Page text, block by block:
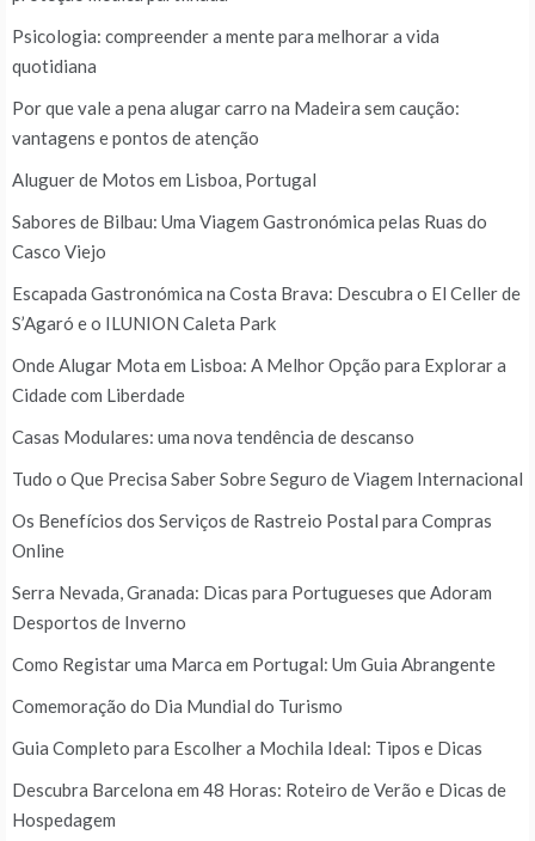
Psicologia: compreender a mente para melhorar a vida
quotidiana
Por que vale a pena alugar carro na Madeira sem caução:
vantagens e pontos de atenção
Aluguer de Motos em Lisboa, Portugal
Sabores de Bilbau: Uma Viagem Gastronómica pelas Ruas do
Casco Viejo
Escapada Gastronómica na Costa Brava: Descubra o El Celler de
S’Agaró e o ILUNION Caleta Park
Onde Alugar Mota em Lisboa: A Melhor Opção para Explorar a
Cidade com Liberdade
Casas Modulares: uma nova tendência de descanso
Tudo o Que Precisa Saber Sobre Seguro de Viagem Internacional
Os Benefícios dos Serviços de Rastreio Postal para Compras
Online
Serra Nevada, Granada: Dicas para Portugueses que Adoram
Desportos de Inverno
Como Registar uma Marca em Portugal: Um Guia Abrangente
Comemoração do Dia Mundial do Turismo
Guia Completo para Escolher a Mochila Ideal: Tipos e Dicas
Descubra Barcelona em 48 Horas: Roteiro de Verão e Dicas de
Hospedagem